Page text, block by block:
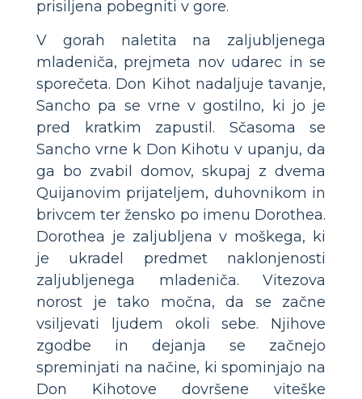
prisiljena pobegniti v gore.
V gorah naletita na zaljubljenega
mladeniča, prejmeta nov udarec in se
sporečeta. Don Kihot nadaljuje tavanje,
Sancho pa se vrne v gostilno, ki jo je
pred kratkim zapustil. Sčasoma se
Sancho vrne k Don Kihotu v upanju, da
ga bo zvabil domov, skupaj z dvema
Quijanovim prijateljem, duhovnikom in
brivcem ter žensko po imenu Dorothea.
Dorothea je zaljubljena v moškega, ki
je ukradel predmet naklonjenosti
zaljubljenega mladeniča. Vitezova
norost je tako močna, da se začne
vsiljevati ljudem okoli sebe. Njihove
zgodbe in dejanja se začnejo
spreminjati na načine, ki spominjajo na
Don Kihotove dovršene viteške